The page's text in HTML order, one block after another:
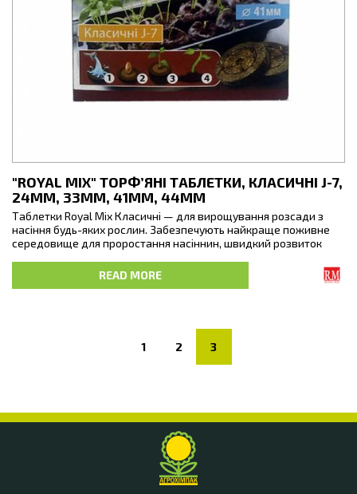
"ROYAL MIX" ТОРФ’ЯНІ ТАБЛЕТКИ, КЛАСИЧНІ J-7,
24ММ, 33ММ, 41ММ, 44ММ
Таблетки Royal Mix Класичні — для вирощування розсади з
насіння будь-яких рослин. Забезпечують найкраще поживне
середовище для проростання насіннин, швидкий розвиток
Сітка по контуру таблетки легко пропускає крізь себе кореневі
READ MORE
1 2 3